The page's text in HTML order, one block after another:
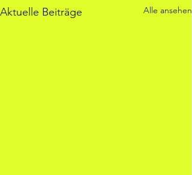
Aktuelle Beiträge Alle ansehen